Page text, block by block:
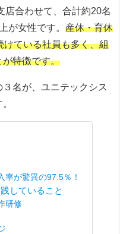
店合わせて、合計約20名
が女性です。 産休・育休
けている社員も多く、組
が特徴です。
名が、ユニテックシス
率が驚異の97.5％！
していること
研修